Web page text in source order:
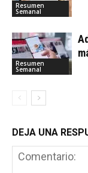
Resumen
Semanal
Resumen
Semanal
DEJA UNA